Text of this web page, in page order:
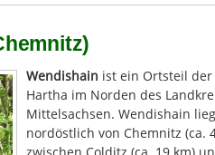
Wendishain ist ein Ortsteil der
Hartha im Norden des
Mittelsachsen. Wendishain
nordöstlich von Chemnitz (ca.